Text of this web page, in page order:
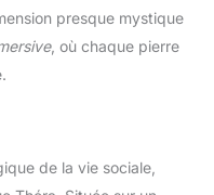
presque mystique
, où chaque pierre
de la vie sociale,